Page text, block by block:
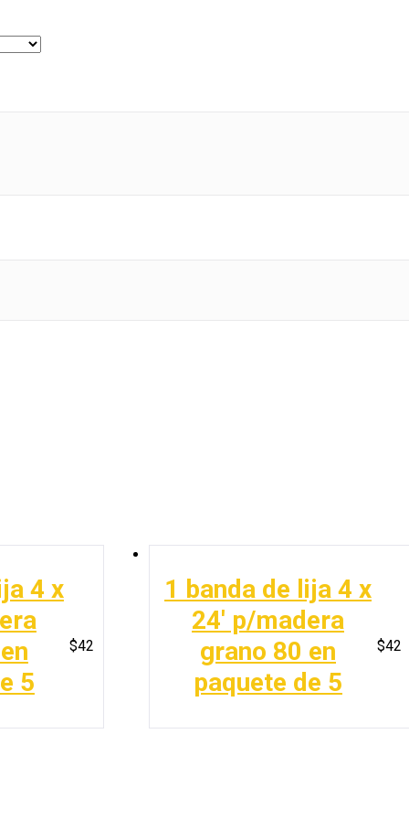
4 x
5
$42
1 banda de lija 4 x
24′ p/madera
grano 80 en
paquete de 5
$42